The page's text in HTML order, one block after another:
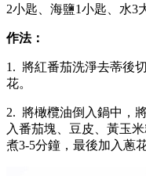
2小匙、海鹽1小匙、水3
作法：
1. 將紅番茄洗淨去蒂後
花。
2. 將橄欖油倒入鍋中，
入番茄塊、豆皮、黃玉
煮3-5分鐘，最後加入蔥